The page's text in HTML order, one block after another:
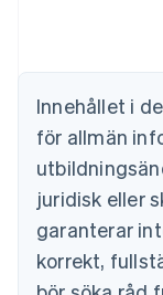
Innehållet i
för allmän
juridisk eller
garanterar
korrekt,
Brasilien
Português
Bulgarien
English
Cypern
Danmark
English
Estland
English